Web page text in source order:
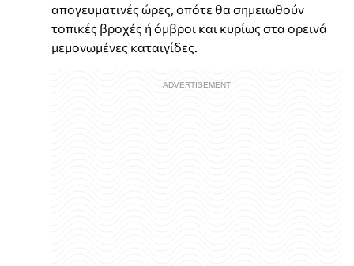
απογευματινές ώρες, οπότε θα σημειωθούν
τοπικές βροχές ή όμβροι και κυρίως στα ορεινά
μεμονωμένες καταιγίδες.